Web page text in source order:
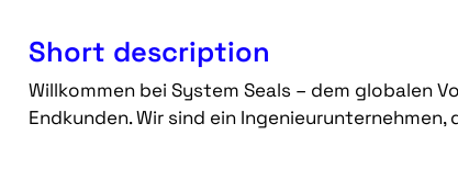
Short description
Willkommen bei System Seals – dem globalen
Endkunden. Wir sind ein